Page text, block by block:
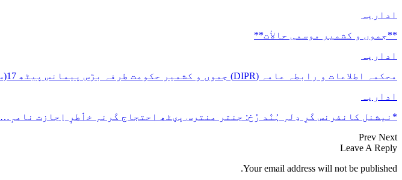
اداریہ
**جموں و كشمیر موسمی حالأت**
اداریہ
محکمہ اطلاعات و رابطہ عامہ (DIPR) جموں و کشمیر حکومت طرفہ بڑس پیمانس پیٹھ 17(سدہن)…
اداریہ
*نیشنل کانفرنس کَرِ دِلہِ ہُنٛد رُخ: جنتر منترس پؠٹھ احتجاج کَرنہِ خٲطرٕ اِجازت نامہٕ…
Prev Next
Leave A Reply
Your email address will not be published.